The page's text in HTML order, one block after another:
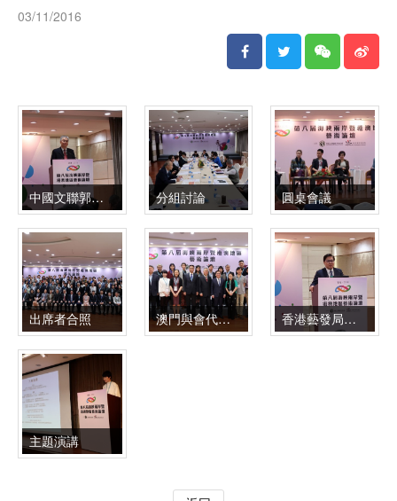
03/11/2016
中國文聯郭運德書記致辭 分組討論 圓桌會議
出席者合照 澳門與會代表合照 香港藝發局王英偉主席致辭
主題演講